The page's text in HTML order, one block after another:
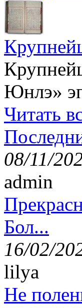
Юнлэ»
Читать
08/11/
admin
Бол...
16/02/
lilya
Не